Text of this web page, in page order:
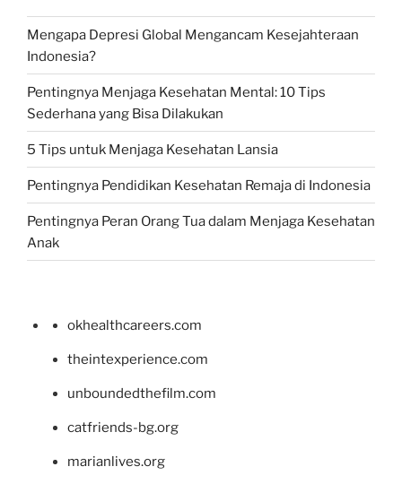
Mengapa Depresi Global Mengancam Kesejahteraan
Indonesia?
Pentingnya Menjaga Kesehatan Mental: 10 Tips
Sederhana yang Bisa Dilakukan
5 Tips untuk Menjaga Kesehatan Lansia
Pentingnya Pendidikan Kesehatan Remaja di Indonesia
Pentingnya Peran Orang Tua dalam Menjaga Kesehatan
Anak
okhealthcareers.com
theintexperience.com
unboundedthefilm.com
catfriends-bg.org
marianlives.org